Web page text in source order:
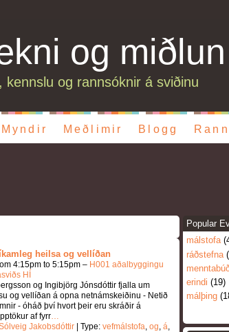
og
og rannsóknir á sviðinu
Myndir Meðlimir Blogg
heilsa og vellíðan
4:15pm to 5:15pm – H001 aðalbyggingu
HÍ
og Ingibjörg Jónsdóttir fjalla um
og vellíðan á opna netnámskeiðinu - Netið
- óháð því hvort þeir eru skráðir á
af fyrr…
Jakobsdóttir| Type: vefmálstofa, og, á,
Popular
málstofa
ráðstefna
erindi (19)
málþing